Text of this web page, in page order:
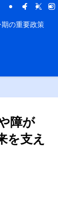
の重要政策
障が
を支え